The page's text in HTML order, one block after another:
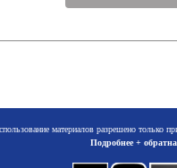
материалов разрешено только
Подробнее +